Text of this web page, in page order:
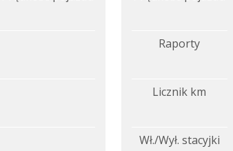
Raporty
Licznik km
Wł./Wył. stacyjki